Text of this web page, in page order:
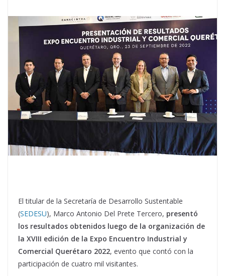
El titular de la Secretaría de Desarrollo Sustentable
(SEDESU), Marco Antonio Del Prete Tercero, presentó
los resultados obtenidos luego de la organización de
la XVIII edición de la Expo Encuentro Industrial y
Comercial Querétaro 2022, evento que contó con la
participación de cuatro mil visitantes.